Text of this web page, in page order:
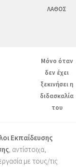
ΛΑΘΟΣ
Μόνο όταν
δεν έχει
ξεκινήσει η
διδασκαλία
του
Εκπαίδευσης
, αντίστοιχα,
με τους/τις